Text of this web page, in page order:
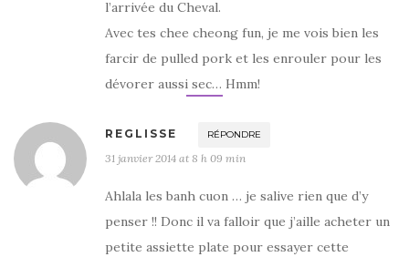
l’arrivée du Cheval.
Avec tes chee cheong fun, je me vois bien les
farcir de pulled pork et les enrouler pour les
dévorer aussi sec… Hmm!
REGLISSE RÉPONDRE
31 janvier 2014 at 8 h 09 min
Ahlala les banh cuon … je salive rien que d’y
penser !! Donc il va falloir que j’aille acheter un
petite assiette plate pour essayer cette